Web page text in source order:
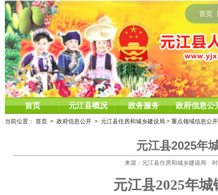
首页
首页 元江县概况 政务服务 政府信息公
当前位置： 首页 > 政府信息公开 > 元江县住房和城乡建设局 > 重点领域信息公
元江县2025年
来源：元江县住房和城乡建设局
元江县2025年城